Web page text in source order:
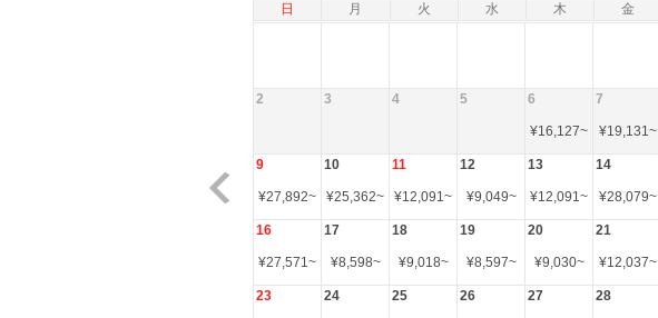
日 月 火 水 木 金
2 3 4 5 6
¥16,127~
7
¥19,131~
9
¥27,892~
10
¥25,362~
11
¥12,091~
12
¥9,049~
13
¥12,091~
14
¥28,079~
16
¥27,571~
17
¥8,598~
18
¥9,018~
19
¥8,597~
20
¥9,030~
21
¥12,037~
23 24 25 26 27 28